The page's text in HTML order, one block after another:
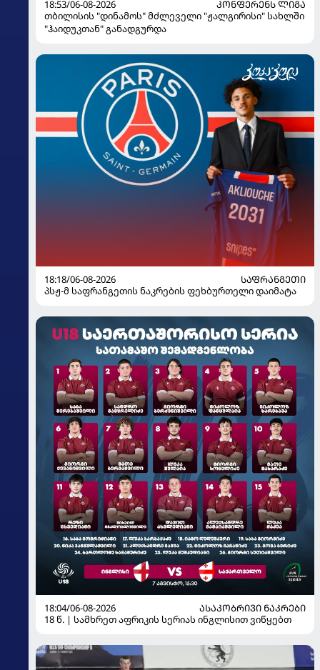
18:53/06-08-2026
ᲙᲝᲜᲤᲔᲠᲔᲜᲡ ᲚᲘᲒᲐ
თბილისის "დინამოს" მძლეველი "ჟალგირისი" სახლში
"ჰაიდუკთან" განადგურდა
18:18/06-08-2026
ᲡᲐᲤᲠᲐᲜᲒᲔᲗᲘ
პსჟ-მ საფრანგეთის ნაკრების ფეხბურთელი დაიმატა
18:04/06-08-2026
ᲐᲡᲐᲙᲝᲑᲠᲘᲕᲘ ᲜᲐᲙᲠᲔᲑᲘ
18 წ. | სამხრეთ აფრიკის სერიას ინგლისით ვიწყებთ